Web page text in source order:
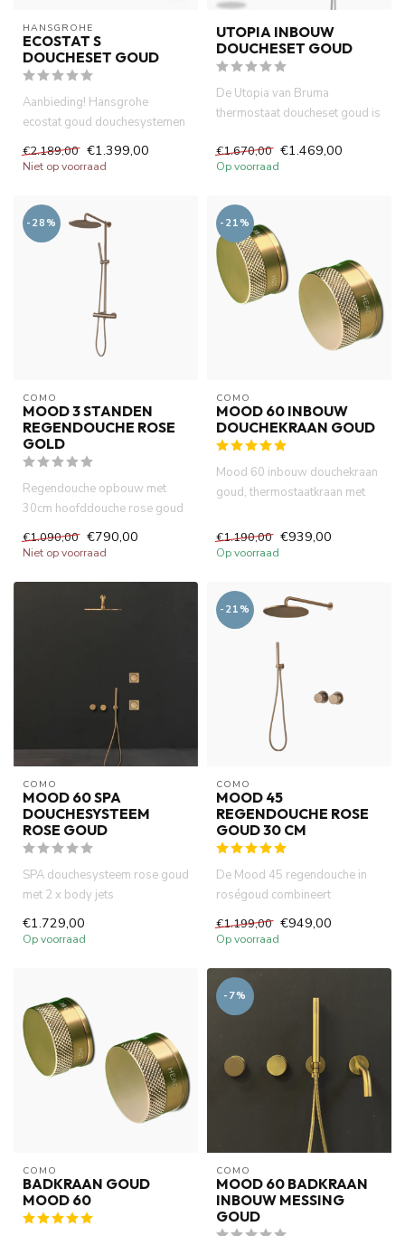
HANSGROHE
ECOSTAT S
DOUCHESET GOUD
Aanbieding! Hansgrohe
ecostat goud douchesystemen
.Thermostatisch inbouwdeel
afb...
€2.189,00 €1.399,00
Niet op voorraad
UTOPIA INBOUW
DOUCHESET GOUD
De Utopia van Bruma
thermostaat doucheset goud is
€1.670,00 €1.469,00
Op voorraad
-28%
COMO
MOOD 3 STANDEN
REGENDOUCHE ROSE
GOLD
Regendouche opbouw met
30cm hoofddouche rose goud
thermostatische
douchemengkraa...
€1.090,00 €790,00
Niet op voorraad
-21%
COMO
MOOD 60 INBOUW
DOUCHEKRAAN GOUD
Mood 60 inbouw douchekraan
goud, thermostaatkraan met
€1.190,00 €939,00
Op voorraad
COMO
MOOD 60 SPA
DOUCHESYSTEEM
ROSE GOUD
SPA douchesysteem rose goud
met 2 x body jets
€1.729,00
Op voorraad
-21%
COMO
MOOD 45
REGENDOUCHE ROSE
GOUD 30 CM
De Mood 45 regendouche in
roségoud combineert
functionaliteit met comfort. De
h...
€1.199,00 €949,00
Op voorraad
COMO
BADKRAAN GOUD
MOOD 60
-7%
COMO
MOOD 60 BADKRAAN
INBOUW MESSING
GOUD